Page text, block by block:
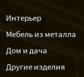
Интерьер
Мебель из металла
Дом и дача
Другие изделия